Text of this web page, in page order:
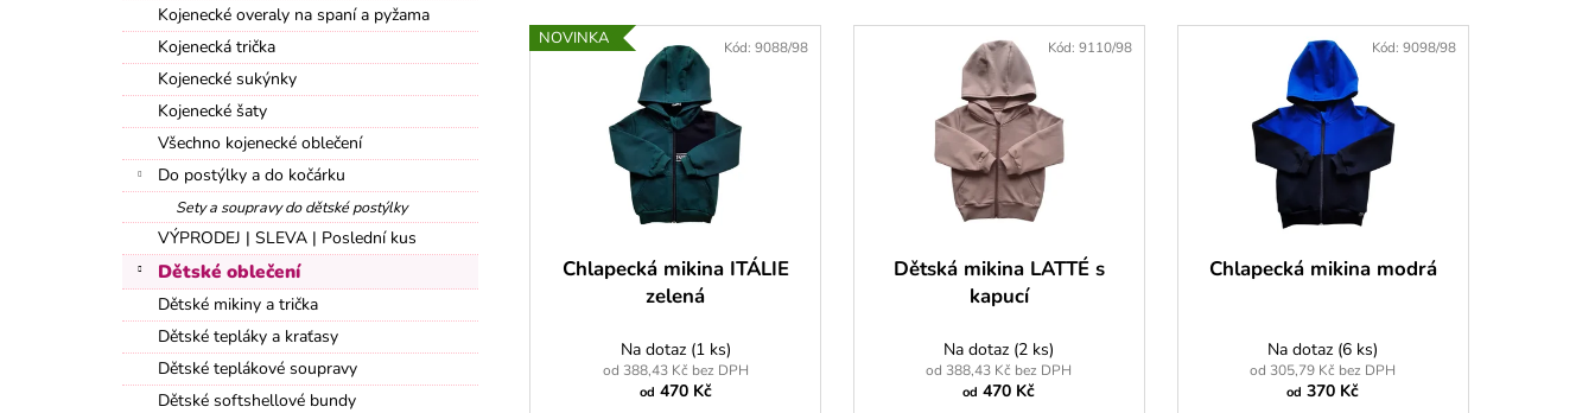
Kojenecké overaly na spaní a pyžama
Kojenecká trička
Kojenecké sukýnky
Kojenecké šaty
Všechno kojenecké oblečení
Do postýlky a do kočárku
Sety a soupravy do dětské postýlky
VÝPRODEJ | SLEVA | Poslední kus
Dětské oblečení
Dětské mikiny a trička
Dětské tepláky a kraťasy
Dětské teplákové soupravy
Dětské softshellové bundy
n
V
ýNOVINKA
Chlapecká mikina ITÁLIE
zelená
Na dotaz (1 ks)
od 388,43 Kč bez DPH
od 470 Kč
Kód:9088/98
Dětská mikina LATTÉ s
kapucí
Na dotaz (2 ks)
od 388,43 Kč bez DPH
od 470 Kč
Kód: 9110/98
Chlapecká mikina modrá
Na dotaz (6 ks)
od 305,79 Kč bez DPH
od 370 Kč
Kód: 9098/98